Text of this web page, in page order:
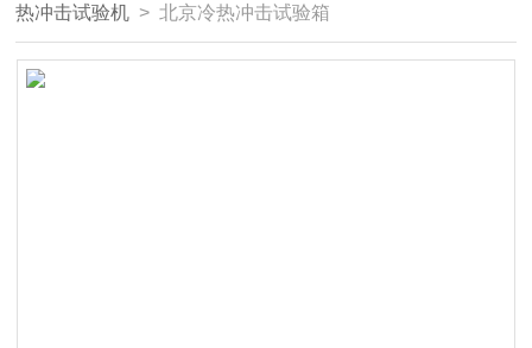
热冲击试验机 > 北京冷热冲击试验箱